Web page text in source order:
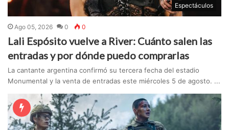
Espectáculos
Ago 05, 2026 0 0
Lali Espósito vuelve a River: Cuánto salen las
entradas y por dónde puedo comprarlas
La cantante argentina confirmó su tercera fecha del estadio
Monumental y la venta de entradas este miércoles 5 de agosto. ...